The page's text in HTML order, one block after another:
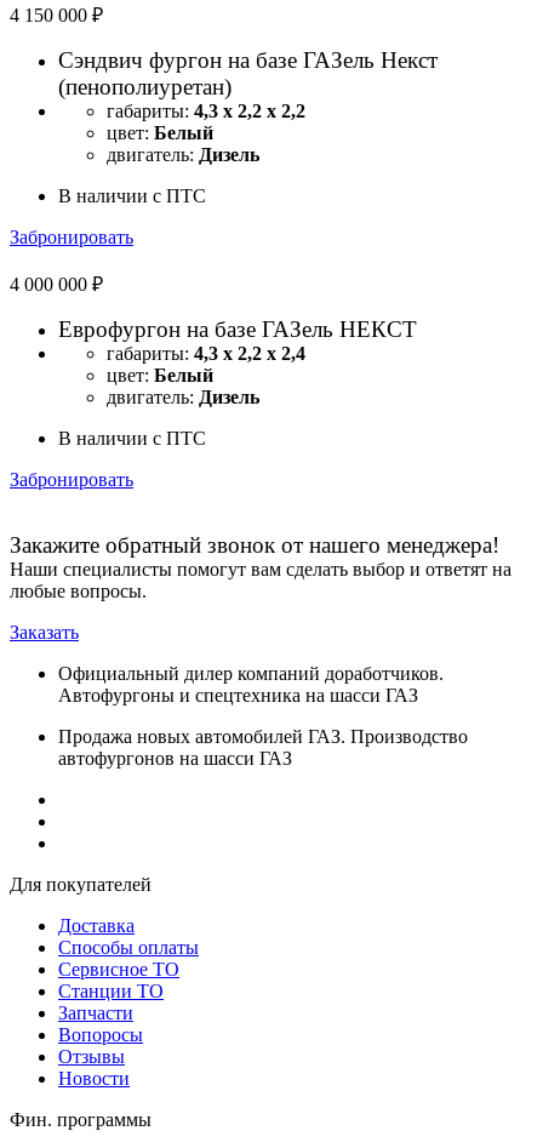
4 150 000 ₽
Сэндвич фургон на базе ГАЗель Некст
(пенополиуретан)
габариты: 4,3 х 2,2 х 2,2
цвет: Белый
двигатель: Дизель
В наличии с ПТС
Забронировать
4 000 000 ₽
Еврофургон на базе ГАЗель НЕКСТ
габариты: 4,3 х 2,2 х 2,4
цвет: Белый
двигатель: Дизель
В наличии с ПТС
Забронировать
Закажите обратный звонок от нашего менеджера!
Наши специалисты помогут вам сделать выбор и ответят на
любые вопросы.
Заказать
Официальный дилер компаний доработчиков.
Автофургоны и спецтехника на шасси ГАЗ
Продажа новых автомобилей ГАЗ. Производство
автофургонов на шасси ГАЗ
Для покупателей
Доставка
Способы оплаты
Сервисное ТО
Станции ТО
Запчасти
Вопоросы
Отзывы
Новости
Фин. программы